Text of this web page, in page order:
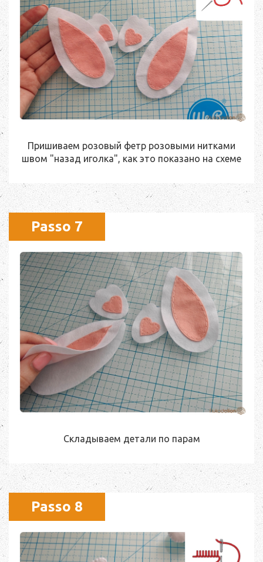
Пришиваем розовый фетр розовыми нитками
швом "назад иголка", как это показано на схеме
Passo 7
Складываем детали по парам
Passo 8